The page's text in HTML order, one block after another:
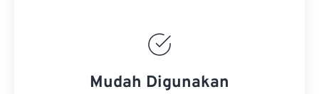
Mudah Digunakan